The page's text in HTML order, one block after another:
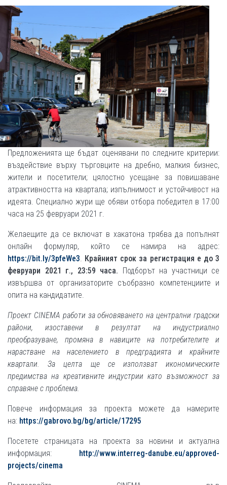
Предложенията ще бъдат оценявани по следните критерии:
въздействие върху търговците на дребно, малкия бизнес,
жители и посетители; цялостно усещане за повишаване
атрактивността на квартала; изпълнимост и устойчивост на
идеята. Специално жури ще обяви отбора победител в 17:00
часа на 25 февруари 2021 г.
Желаещите да се включат в хакатона трябва да попълнят
онлайн формуляр, който се намира на адрес:
https://bit.ly/3pfeWe3 Крайният срок за регистрация е до 3
февруари 2021 г., 23:59 часа. Подборът на участници се
извършва от организаторите съобразно компетенциите и
опита на кандидатите.
Проект CINEMA работи за обновяването на централни градски
райони, изоставени в резултат на индустриално
преобразуване, промяна в навиците на потребителите и
нарастване на населението в предградията и крайните
квартали. За целта ще се използват икономическите
предимства на креативните индустрии като възможност за
справяне с проблема.
Повече информация за проекта можете да намерите
на: https://gabrovo.bg/bg/article/17295
Посетете страницата на проекта за новини и актуална
информация: http://www.interreg-danube.eu/approved-
projects/cinema